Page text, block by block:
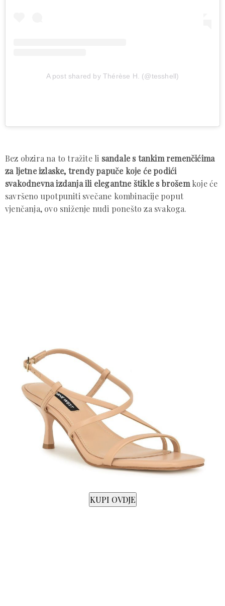
A post shared by Thérèse H. (@tesshell)
Bez obzira na to tražite li sandale s tankim remenčićima
za ljetne izlaske, trendy papuče koje će podići
svakodnevna izdanja ili elegantne štikle s brošem koje će
savršeno upotpuniti svečane kombinacije poput
vjenčanja, ovo sniženje nudi ponešto za svakoga.